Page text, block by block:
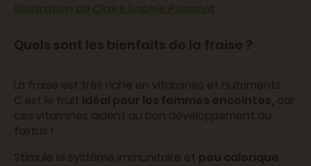
Illustration de Claire Sophie Pissenlit
Quels sont les bienfaits de la fraise ?
La fraise est très riche en vitamines et nutriments.
C'est le fruit idéal pour les femmes enceintes, car
ces vitamines aident au bon développement du
fœtus !
Stimule le système immunitaire et peu calorique,